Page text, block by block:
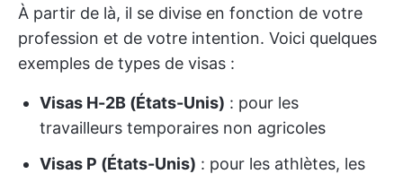
À partir de là, il se divise en fonction de votre
profession et de votre intention. Voici quelques
exemples de types de visas :
Visas H-2B (États-Unis) : pour les
travailleurs temporaires non agricoles
Visas P (États-Unis) : pour les athlètes, les